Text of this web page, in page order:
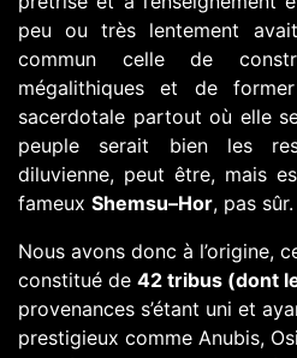
peu ou très lentement
commun celle de
mégalithiques et de
sacerdotale partout où elle
peuple serait bien les
diluvienne, peut être, mais
fameux Shemsu–Hor, pas sûr.
Nous avons donc à l’origine,
constitué de 42 tribus (dont
provenances s’étant uni et
prestigieux comme Anubis,